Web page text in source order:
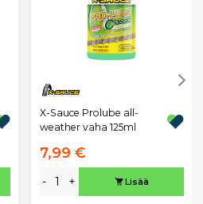
X-Sauce Prolube all-
weather vaha 125ml
7,99 €
- + Lisää